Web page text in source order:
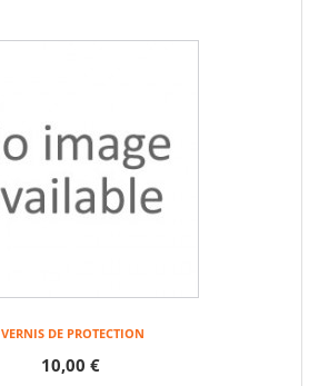
VERNIS DE PROTECTION
10,00 €